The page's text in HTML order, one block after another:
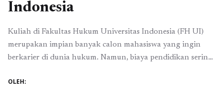
Indonesia
Kuliah di Fakultas Hukum Universitas Indonesia (FH UI)
merupakan impian banyak calon mahasiswa yang ingin
berkarier di dunia hukum. Namun, biaya pendidikan sering
membantu meringankan beban biaya kuliah, tersedia
OLEH: